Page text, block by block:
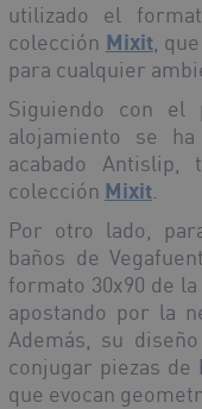
utilizado el
colección Mixit,
para cualquier
Siguiendo con el
alojamiento se
acabado
colección Mixit
Por otro lado,
baños de
formato 30x90 de
apostando por la
Además, su
conjugar piezas de
que evocan